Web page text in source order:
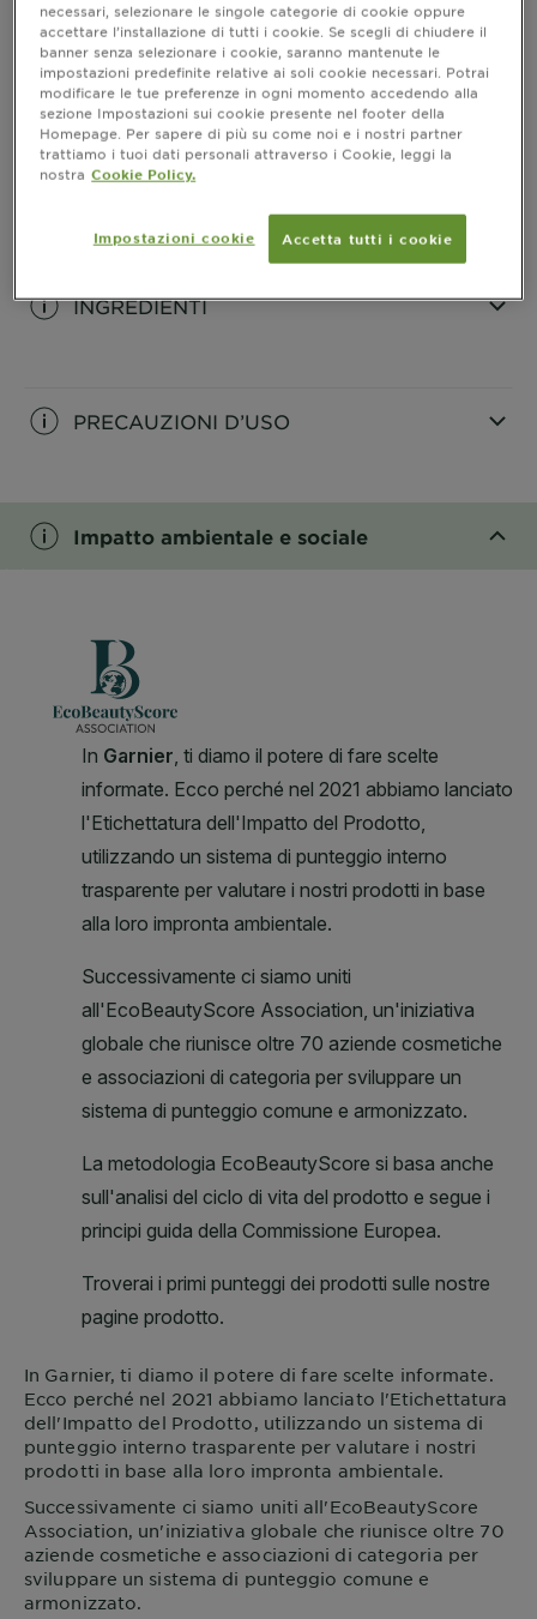
INFORMAZIONI PRODOTTO
CLOSE SUBPANEL
RISULTATI
CLOSE SUBPANEL
INGREDIENTI
PRECAUZIONI D’USO
Impatto ambientale e sociale
In Garnier, ti diamo il potere di fare scelte informate.
Ecco perché nel 2021 abbiamo lanciato l'Etichettatura
dell'Impatto del Prodotto, utilizzando un sistema di
punteggio interno trasparente per valutare i nostri
prodotti in base alla loro impronta ambientale.
Successivamente ci siamo uniti all'EcoBeautyScore
Association, un'iniziativa globale che riunisce oltre 70
aziende cosmetiche e associazioni di categoria per
sviluppare un sistema di punteggio comune e
armonizzato.
necessari, selezionare le singole categorie di cookie oppure
accettare l’installazione di tutti i cookie. Se scegli di chiudere il
banner senza selezionare i cookie, saranno mantenute le
impostazioni predefinite relative ai soli cookie necessari. Potrai
modificare le tue preferenze in ogni momento accedendo alla
sezione Impostazioni sui cookie presente nel footer della
Homepage. Per sapere di più su come noi e i nostri partner
trattiamo i tuoi dati personali attraverso i Cookie, leggi la
nostra Cookie Policy.
Impostazioni cookie Accetta tutti i cookie